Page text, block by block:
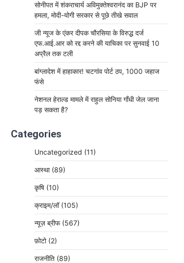
सोनीपत में शंकराचार्य अविमुक्तेश्वरानंद का BJP पर
हमला, मोदी-योगी सरकार से पूछे तीखे सवाल
जी न्यूज के एंकर दीपक चौरसिया के विरुद्ध दर्ज
एफ.आई.आर को रद्द करने की याचिका पर सुनवाई 10
अप्रैल तक टली
बांग्लादेश में हाहाकार! चटगांव पोर्ट ठप, 1000 जहाज
फंसे
नेशनल हेराल्ड मामले में राहुल सोनिया गाँधी जेल जाना
पड़ सकता है?
Categories
Uncategorized (11)
आस्था (89)
कृषि (10)
क्राइम/लॉ (105)
न्यूज़ ब्रीफ (567)
फ़ोटो (2)
राजनीति (89)